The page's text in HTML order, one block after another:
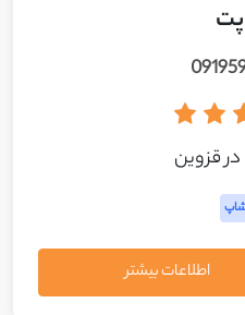
قزوين
اطلاعات بیشتر